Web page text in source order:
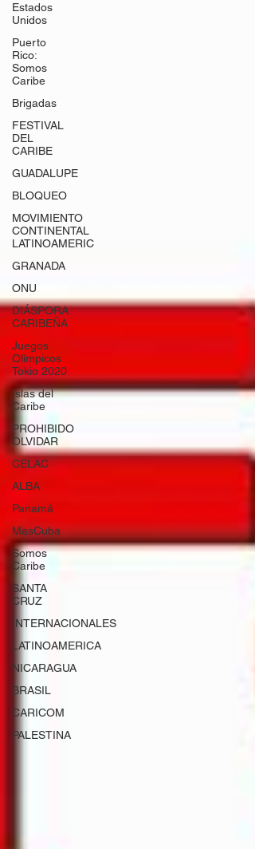
Estados
Unidos
Puerto
Rico:
Somos
Caribe
Brigadas
FESTIVAL
DEL
CARIBE
GUADALUPE
BLOQUEO
MOVIMIENTO
CONTINENTAL
LATINOAMERIC
GRANADA
ONU
DIÁSPORA
CARIBEÑA
Juegos
Olímpicos
Tokio 2020
Islas del
Caribe
PROHIBIDO
OLVIDAR
CELAC
ALBA
Panamá
MasCuba
Somos
Caribe
SANTA
CRUZ
INTERNACIONALES
LATINOAMERICA
NICARAGUA
BRASIL
CARICOM
PALESTINA